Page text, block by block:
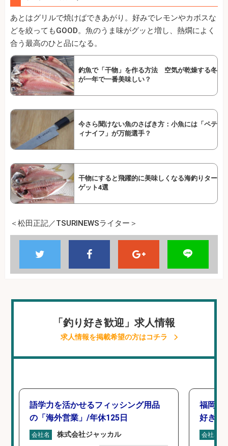
あとはグリルで焼けばできあがり。好みでレモンやカボスな
どを絞ってもGOOD。魚のうま味がグッと増し、熱燗によく
合う最高のひと品になる。
釣魚で「干物」を作る方法 空気が乾燥する冬
が一年で一番美味しい？
今さら聞けない魚のさばき方：小魚には「ペテ
ィナイフ」が万能選手？
干物にすると飛躍的に美味しくなる海釣りター
ゲット4選
＜松田正記／TSURINEWSライター＞
「釣り好き歓迎」求人情報
求人情報を掲載希望の方はコチラ
語学力を活かせるフィッシング用品
の「海外営業」/年休125日
会社名 株式会社ジャッカル
福岡/
好き歓
会社名